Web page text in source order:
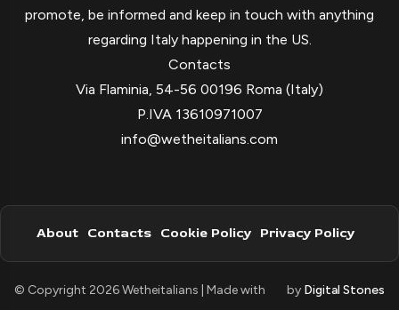
promote, be informed and keep in touch with anything
regarding Italy happening in the US.
Contacts
Via Flaminia, 54-56 00196 Roma (Italy)
P.IVA 13610971007
info@wetheitalians.com
About Contacts Cookie Policy Privacy Policy
© Copyright 2026 Wetheitalians | Made with by Digital Stones